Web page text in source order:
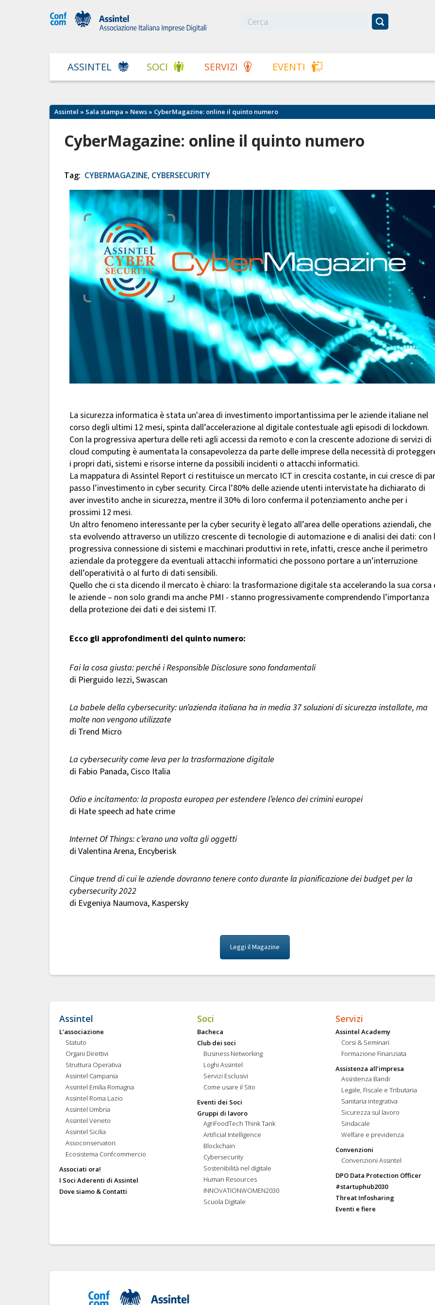
ASSINTEL SOCI SERVIZI EVENTI
Assintel » Sala stampa » News » CyberMagazine: online il quinto numero
CyberMagazine: online il quinto numero
Tag: CYBERMAGAZINE, CYBERSECURITY
La sicurezza informatica è stata un'area di investimento importantissima per le aziende italiane nel
corso degli ultimi 12 mesi, spinta dall’accelerazione al digitale contestuale agli episodi di lockdown.
Con la progressiva apertura delle reti agli accessi da remoto e con la crescente adozione di servizi di
cloud computing è aumentata la consapevolezza da parte delle imprese della necessità di
i propri dati, sistemi e risorse interne da possibili incidenti o attacchi informatici.
La mappatura di Assintel Report ci restituisce un mercato ICT in crescita costante, in cui cresce di
passo l’investimento in cyber security. Circa l’80% delle aziende utenti intervistate ha dichiarato di
aver investito anche in sicurezza, mentre il 30% di loro conferma il potenziamento anche per i
prossimi 12 mesi.
Un altro fenomeno interessante per la cyber security è legato all’area delle operations aziendali, che
sta evolvendo attraverso un utilizzo crescente di tecnologie di automazione e di analisi dei dati: con
progressiva connessione di sistemi e macchinari produttivi in rete, infatti, cresce anche il perimetro
aziendale da proteggere da eventuali attacchi informatici che possono portare a un’interruzione
dell’operatività o al furto di dati sensibili.
Quello che ci sta dicendo il mercato è chiaro: la trasformazione digitale sta accelerando la sua corsa
le aziende – non solo grandi ma anche PMI - stanno progressivamente comprendendo l’importanza
della protezione dei dati e dei sistemi IT.
Ecco gli approfondimenti del quinto numero:
Fai la cosa giusta: perché i Responsible Disclosure sono fondamentali
di Pierguido Iezzi, Swascan
La babele della cybersecurity: un’azienda italiana ha in media 37 soluzioni di sicurezza installate, ma
molte non vengono utilizzate
di Trend Micro
La cybersecurity come leva per la trasformazione digitale
di Fabio Panada, Cisco Italia
Odio e incitamento: la proposta europea per estendere l’elenco dei crimini europei
di Hate speech ad hate crime
Internet Of Things: c’erano una volta gli oggetti
di Valentina Arena, Encyberisk
Cinque trend di cui le aziende dovranno tenere conto durante la pianificazione dei budget per la
cybersecurity 2022
di Evgeniya Naumova, Kaspersky
Leggi il Magazine
Assintel
L’associazione
Statuto
Organi Direttivi
Struttura Operativa
Assintel Campania
Assintel Emilia Romagna
Assintel Roma Lazio
Assintel Umbria
Assintel Veneto
Assintel Sicilia
Assoconservatori
Ecosistema Confcommercio
Associati ora!
I Soci Aderenti di Assintel
Dove siamo & Contatti
Soci
Bacheca
Club dei soci
Business Networking
Loghi Assintel
Servizi Esclusivi
Come usare il Sito
Eventi dei Soci
Gruppi di lavoro
AgriFoodTech Think Tank
Artificial Intelligence
Blockchain
Cybersecurity
Sostenibilità nel digitale
Human Resources
INNOVATIONWOMEN2030
Scuola Digitale
Servizi
Assintel Academy
Corsi & Seminari
Formazione Finanziata
Assistenza all’impresa
Assistenza Bandi
Legale, Fiscale e Tributaria
Sanitaria integrativa
Sicurezza sul lavoro
Sindacale
Welfare e previdenza
Convenzioni
Convenzioni Assintel
DPO Data Protection Officer
#startuphub2030
Threat Infosharing
Eventi e fiere